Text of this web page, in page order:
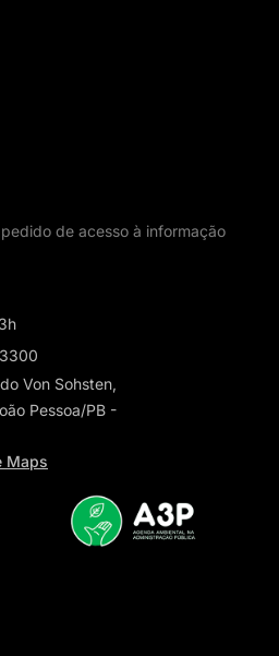
de acesso à informação
Von Sohsten,
Pessoa/PB -
Maps